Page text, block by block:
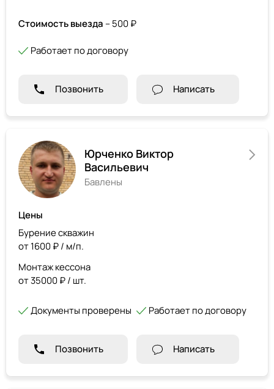
Стоимость выезда – 500 ₽
Работает по договору
Позвонить Написать
Юрченко Виктор
Васильевич
Бавлены
Цены
Бурение скважин
от 1600 ₽ / м/п.
Монтаж кессона
от 35000 ₽ / шт.
Документы проверены Работает по договору
Позвонить Написать